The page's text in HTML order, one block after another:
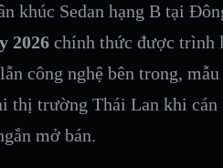
khúc Sedan hạng B tại
2026 chính thức được trình
công nghệ bên trong,
thị trường Thái Lan khi cán
mở bán.